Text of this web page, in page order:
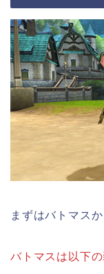
まずはバトマス
バトマスは以下